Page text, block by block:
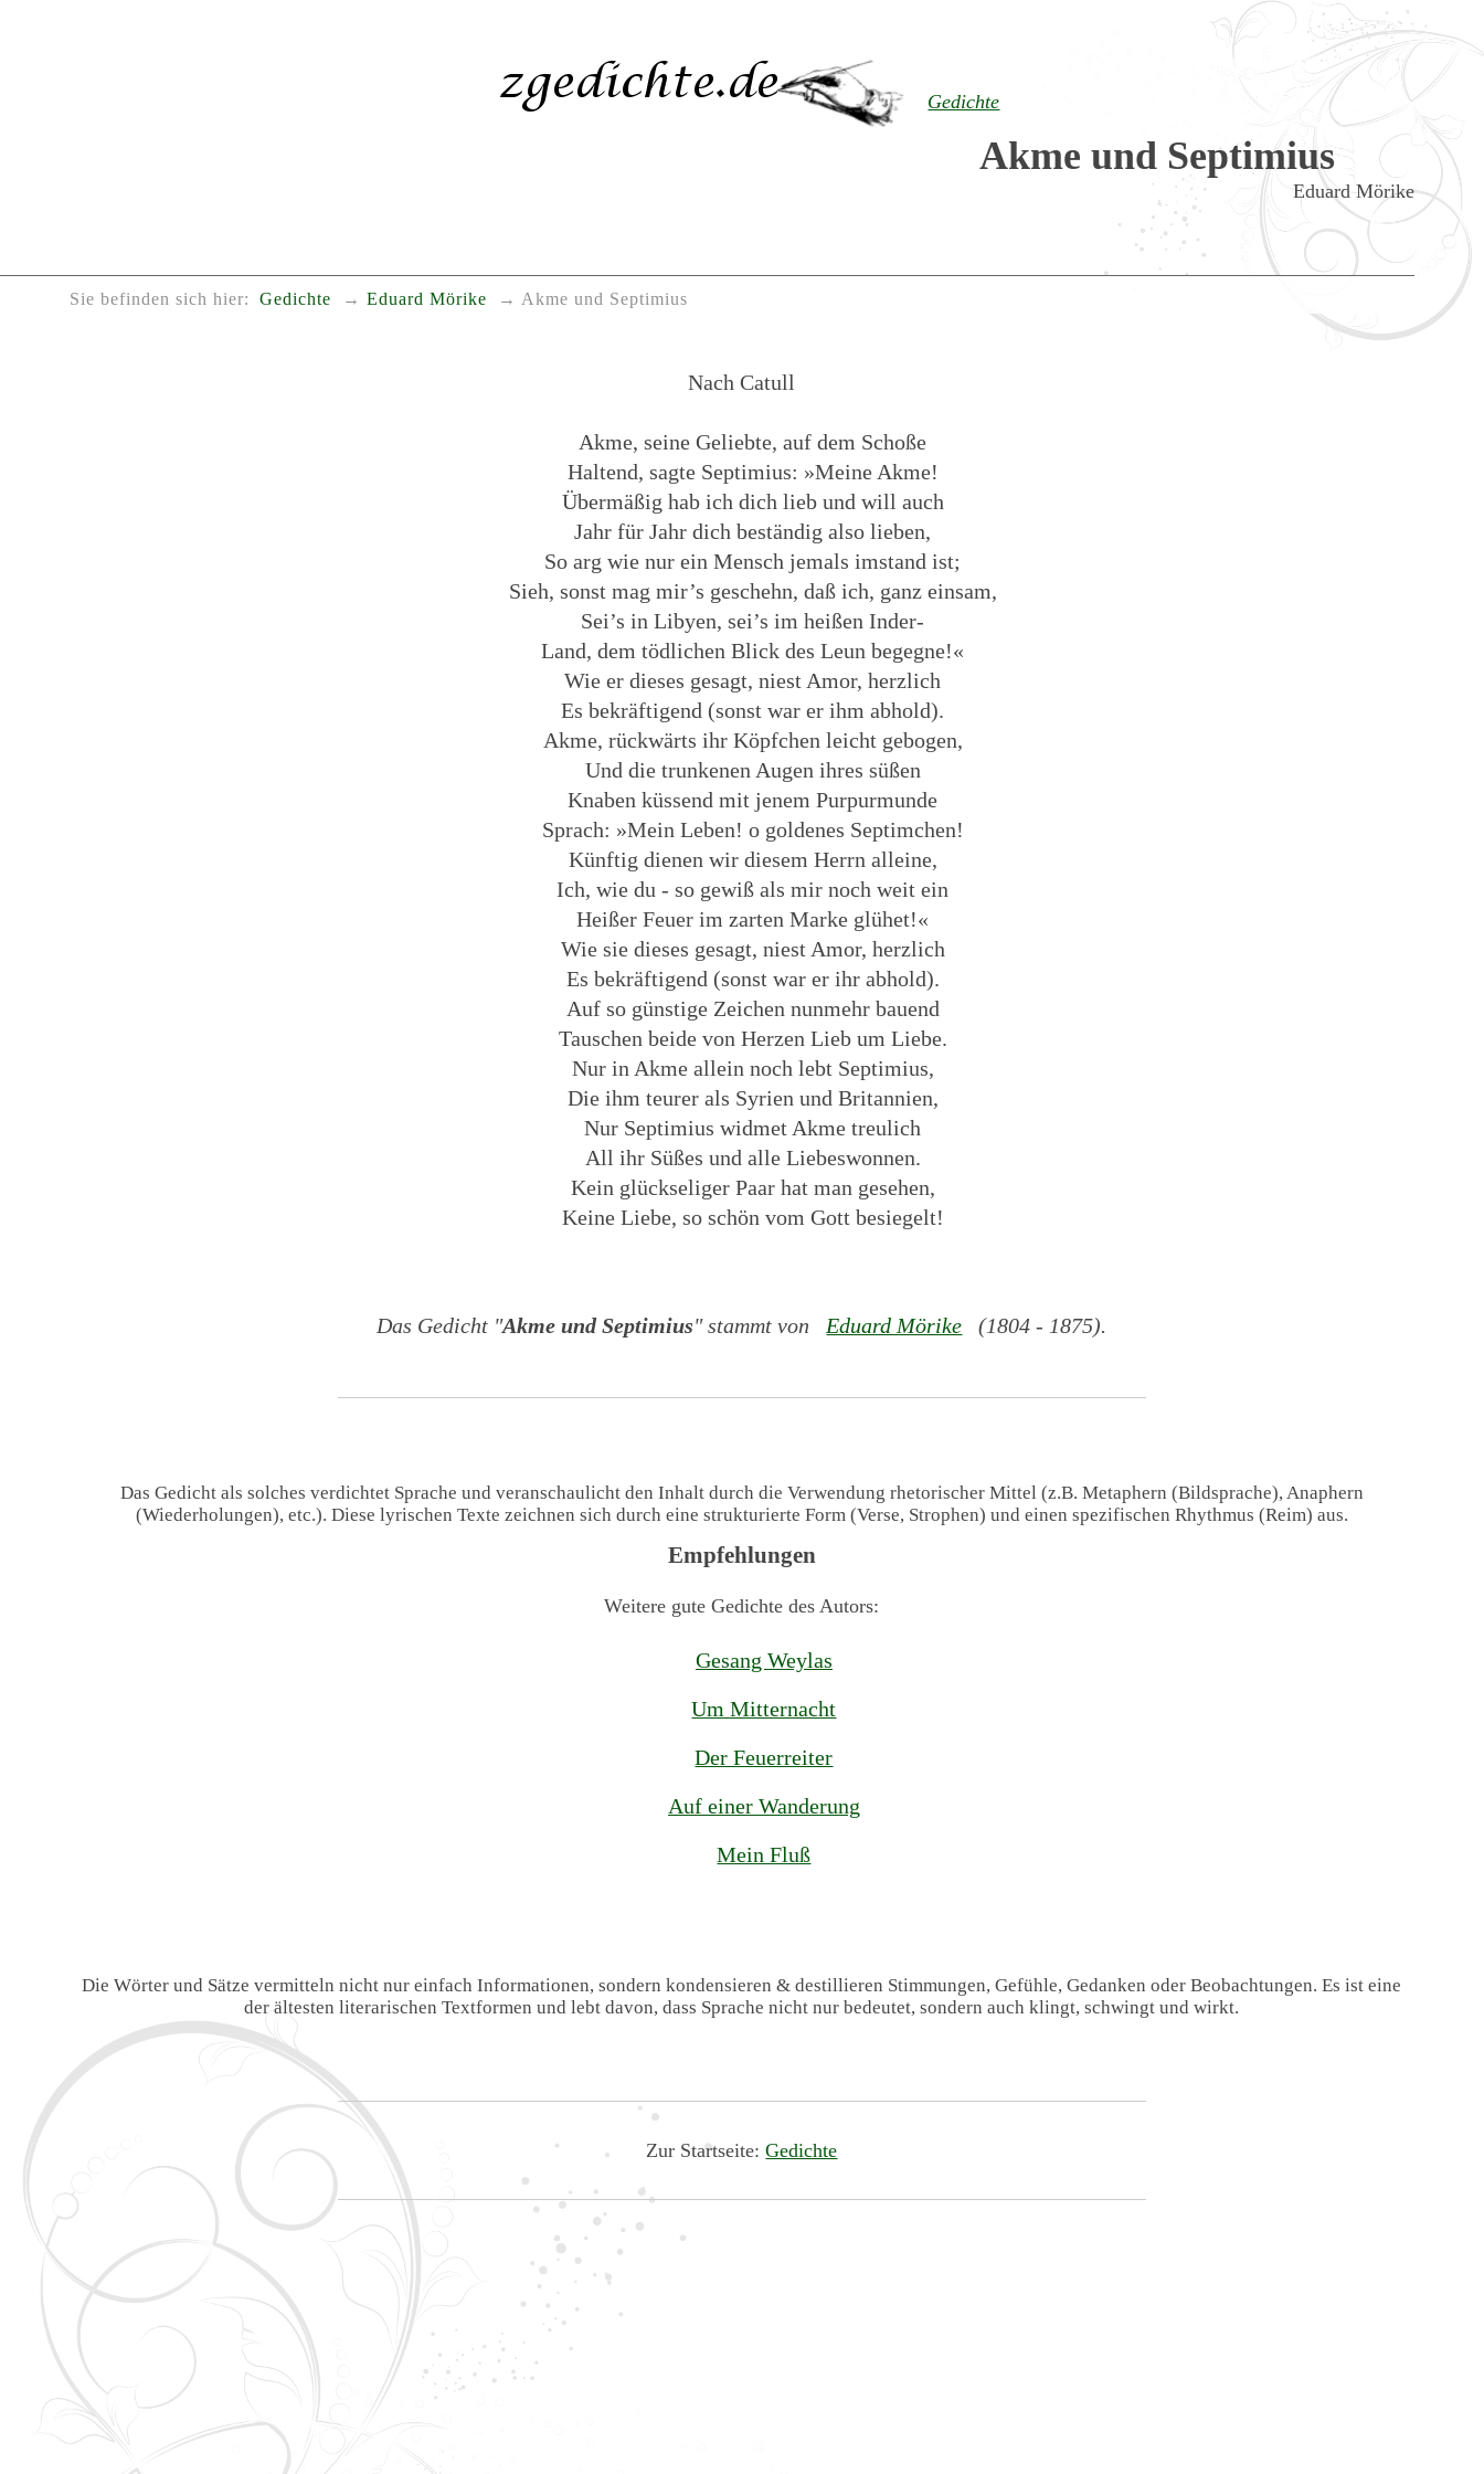
Gedichte
Akme und Septimius
Eduard Mörike
Sie befinden sich hier: Gedichte Eduard Mörike Akme und Septimius
Nach Catull
Akme, seine Geliebte, auf dem Schoße
Haltend, sagte Septimius: »Meine Akme!
Übermäßig hab ich dich lieb und will auch
Jahr für Jahr dich beständig also lieben,
So arg wie nur ein Mensch jemals imstand ist;
Sieh, sonst mag mir’s geschehn, daß ich, ganz einsam,
Sei’s in Libyen, sei’s im heißen Inder-
Land, dem tödlichen Blick des Leun begegne!«
Wie er dieses gesagt, niest Amor, herzlich
Es bekräftigend (sonst war er ihm abhold).
Akme, rückwärts ihr Köpfchen leicht gebogen,
Und die trunkenen Augen ihres süßen
Knaben küssend mit jenem Purpurmunde
Sprach: »Mein Leben! o goldenes Septimchen!
Künftig dienen wir diesem Herrn alleine,
Ich, wie du - so gewiß als mir noch weit ein
Heißer Feuer im zarten Marke glühet!«
Wie sie dieses gesagt, niest Amor, herzlich
Es bekräftigend (sonst war er ihr abhold).
Auf so günstige Zeichen nunmehr bauend
Tauschen beide von Herzen Lieb um Liebe.
Nur in Akme allein noch lebt Septimius,
Die ihm teurer als Syrien und Britannien,
Nur Septimius widmet Akme treulich
All ihr Süßes und alle Liebeswonnen.
Kein glückseliger Paar hat man gesehen,
Keine Liebe, so schön vom Gott besiegelt!
Das Gedicht "Akme und Septimius" stammt von Eduard Mörike (1804 - 1875).
Das Gedicht als solches verdichtet Sprache und veranschaulicht den Inhalt durch die Verwendung rhetorischer Mittel (z.B. Metaphern (Bildsprache), Anaphern
(Wiederholungen), etc.). Diese lyrischen Texte zeichnen sich durch eine strukturierte Form (Verse, Strophen) und einen spezifischen Rhythmus (Reim) aus.
Empfehlungen
Weitere gute Gedichte des Autors:
Gesang Weylas
Um Mitternacht
Der Feuerreiter
Auf einer Wanderung
Mein Fluß
Die Wörter und Sätze vermitteln nicht nur einfach Informationen, sondern kondensieren & destillieren Stimmungen, Gefühle, Gedanken oder Beobachtungen. Es ist eine
der ältesten literarischen Textformen und lebt davon, dass Sprache nicht nur bedeutet, sondern auch klingt, schwingt und wirkt.
Zur Startseite:Gedichte